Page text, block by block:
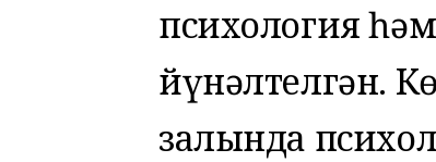
психология
йүнәлтелгән.
залында